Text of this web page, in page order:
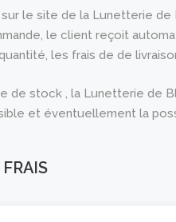
le site de la Lunetterie
le client reçoit
les frais de de
de stock , la Lunetterie de
et éventuellement la
en francs suisses